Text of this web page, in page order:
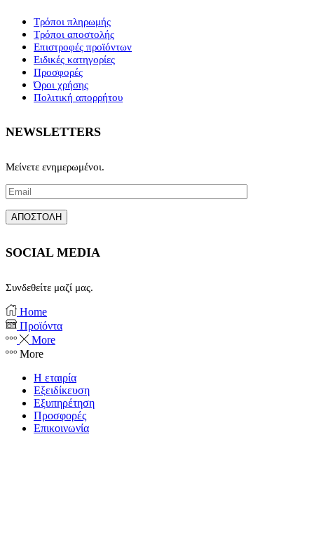
Τρόποι πληρωμής
Τρόποι αποστολής
Επιστροφές προϊόντων
Ειδικές κατηγορίες
Προσφορές
Όροι χρήσης
Πολιτική απορρήτου
NEWSLETTERS
Μείνετε ενημερωμένοι.
SOCIAL MEDIA
Συνδεθείτε μαζί μας.
Facebook
Instagram
Home
Προϊόντα
More
More
Η εταιρία
Εξειδίκευση
Εξυπηρέτηση
Προσφορές
Επικοινωνία